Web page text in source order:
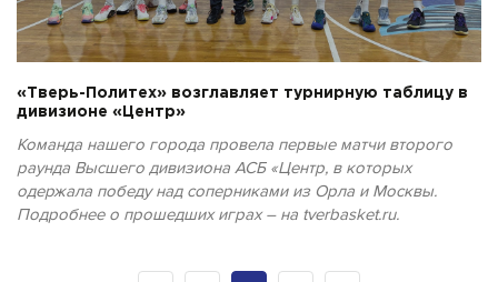
«Тверь-Политех» возглавляет турнирную таблицу в
дивизионе «Центр»
Команда нашего города провела первые матчи второго
раунда Высшего дивизиона АСБ «Центр, в которых
одержала победу над соперниками из Орла и Москвы.
Подробнее о прошедших играх – на tverbasket.ru.